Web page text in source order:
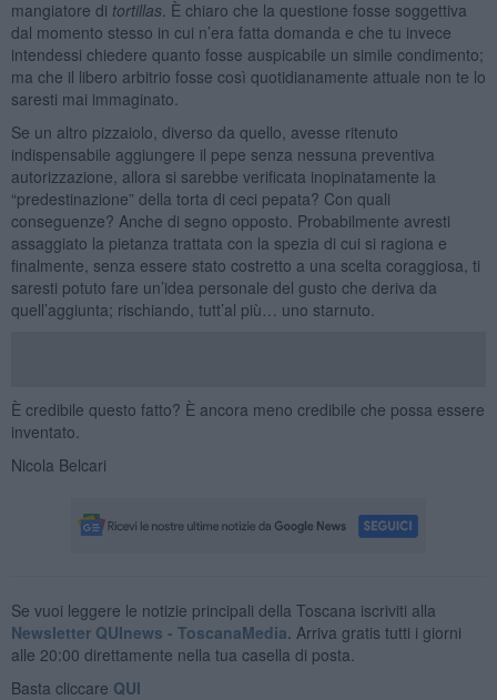
mangiatore di tortillas. È chiaro che la questione fosse soggettiva
dal momento stesso in cui n’era fatta domanda e che tu invece
intendessi chiedere quanto fosse auspicabile un simile condimento;
ma che il libero arbitrio fosse così quotidianamente attuale non te lo
saresti mai immaginato.
Se un altro pizzaiolo, diverso da quello, avesse ritenuto
indispensabile aggiungere il pepe senza nessuna preventiva
autorizzazione, allora si sarebbe verificata inopinatamente la
“predestinazione” della torta di ceci pepata? Con quali
conseguenze? Anche di segno opposto. Probabilmente avresti
assaggiato la pietanza trattata con la spezia di cui si ragiona e
finalmente, senza essere stato costretto a una scelta coraggiosa, ti
saresti potuto fare un’idea personale del gusto che deriva da
quell’aggiunta; rischiando, tutt’al più… uno starnuto.
È credibile questo fatto? È ancora meno credibile che possa essere
inventato.
Nicola Belcari
Se vuoi leggere le notizie principali della Toscana iscriviti alla
Newsletter QUInews - ToscanaMedia. Arriva gratis tutti i giorni
alle 20:00 direttamente nella tua casella di posta.
Basta cliccare QUI